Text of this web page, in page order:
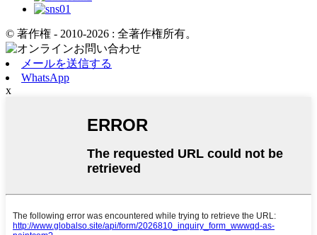
© 著作権 - 2010-2026 : 全著作権所有。
メールを送信する
WhatsApp
x